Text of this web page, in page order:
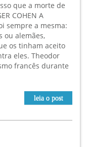
que a morte de
COHEN A
sempre a mesma:
ou alemães,
os tinham aceito
eles. Theodor
francês durante
leia o post